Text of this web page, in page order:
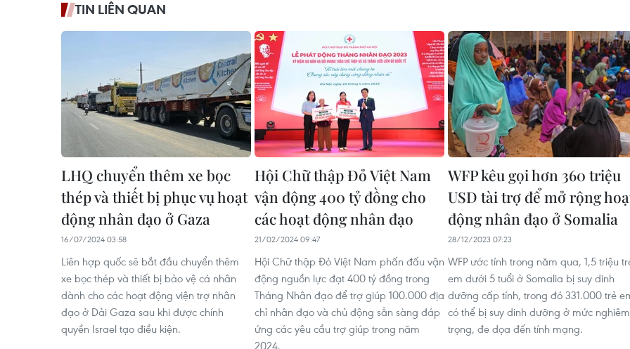
TIN LIÊN QUAN
LHQ chuyển thêm xe bọc
thép và thiết bị phục vụ hoạt
động nhân đạo ở Gaza
16/07/2024 03:58
Liên hợp quốc sẽ bắt đầu chuyển thêm
xe bọc thép và thiết bị bảo vệ cá nhân
dành cho các hoạt động viện trợ nhân
đạo ở Dải Gaza sau khi được chính
quyền Israel tạo điều kiện.
Hội Chữ thập Đỏ Việt Nam
vận động 400 tỷ đồng cho
các hoạt động nhân đạo
21/02/2024 09:47
Hội Chữ thập Đỏ Việt Nam phấn đấu vận
động nguồn lực đạt 400 tỷ đồng trong
Tháng Nhân đạo để trợ giúp 100.000 địa
chỉ nhân đạo và chủ động sẵn sàng đáp
ứng các yêu cầu trợ giúp trong năm
2024.
WFP kêu gọi hơn 360 triệu
USD tài trợ để mở rộng
động nhân đạo ở Somalia
28/12/2023 07:23
WFP ước tính trong năm qua, 1,5 triệu
em dưới 5 tuổi ở Somalia bị suy dinh
dưỡng cấp tính, trong đó 331.000 trẻ
có thể bị suy dinh dưỡng ở mức nghiêm
trọng, đe dọa đến tính mạng.